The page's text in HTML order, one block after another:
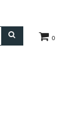
0